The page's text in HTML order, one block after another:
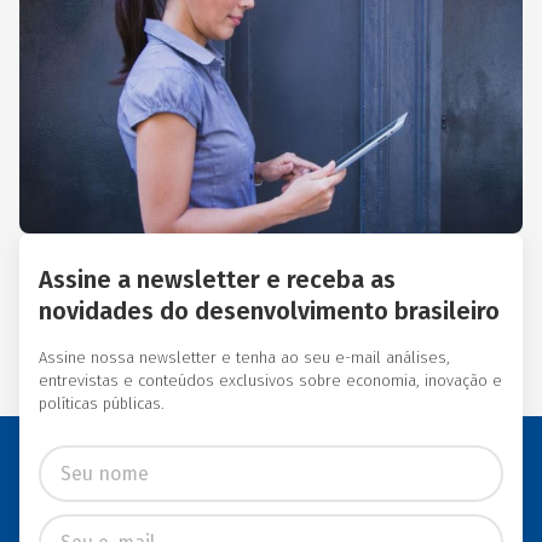
Acción Internacional, Banco
Interamericano de
Desenvolvimento (BID),
Inter-American Foundation
e Women’s World Banking.
Assine a newsletter e receba as
novidades do desenvolvimento brasileiro
Assine nossa newsletter e tenha ao seu e-mail análises,
entrevistas e conteúdos exclusivos sobre economia, inovação e
políticas públicas.